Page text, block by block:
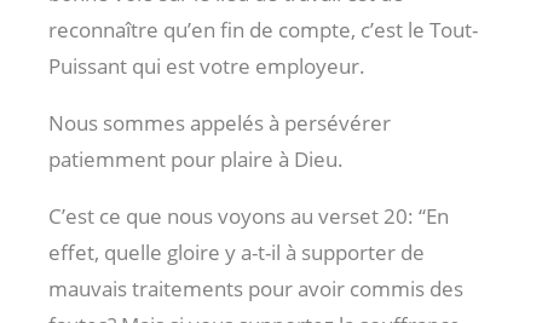
reconnaître qu’en fin de compte, c’est le Tout-
Puissant qui est votre employeur.
Nous sommes appelés à persévérer
patiemment pour plaire à Dieu.
C’est ce que nous voyons au verset 20: “En
effet, quelle gloire y a-t-il à supporter de
mauvais traitements pour avoir commis des